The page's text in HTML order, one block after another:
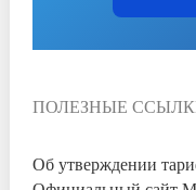
ПОЛЕЗНЫЕ
Об утверждении